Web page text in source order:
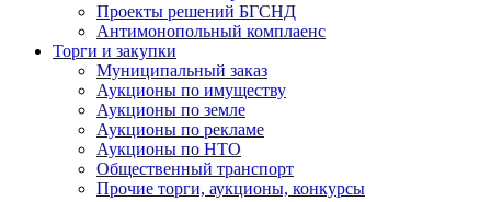
Проекты решений БГСНД
Антимонопольный комплаенс
Торги и закупки
Муниципальный заказ
Аукционы по имуществу
Аукционы по земле
Аукционы по рекламе
Аукционы по НТО
Общественный транспорт
Прочие торги, аукционы, конкурсы